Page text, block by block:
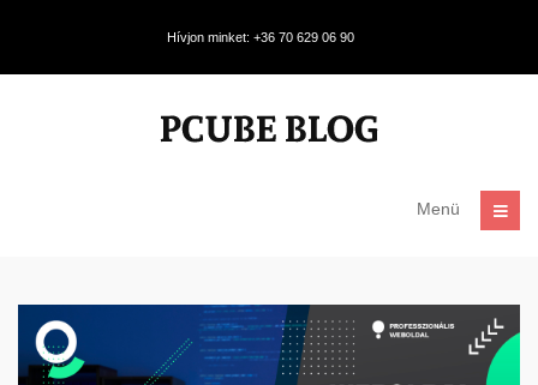
Hívjon minket: +36 70 629 06 90
Menü